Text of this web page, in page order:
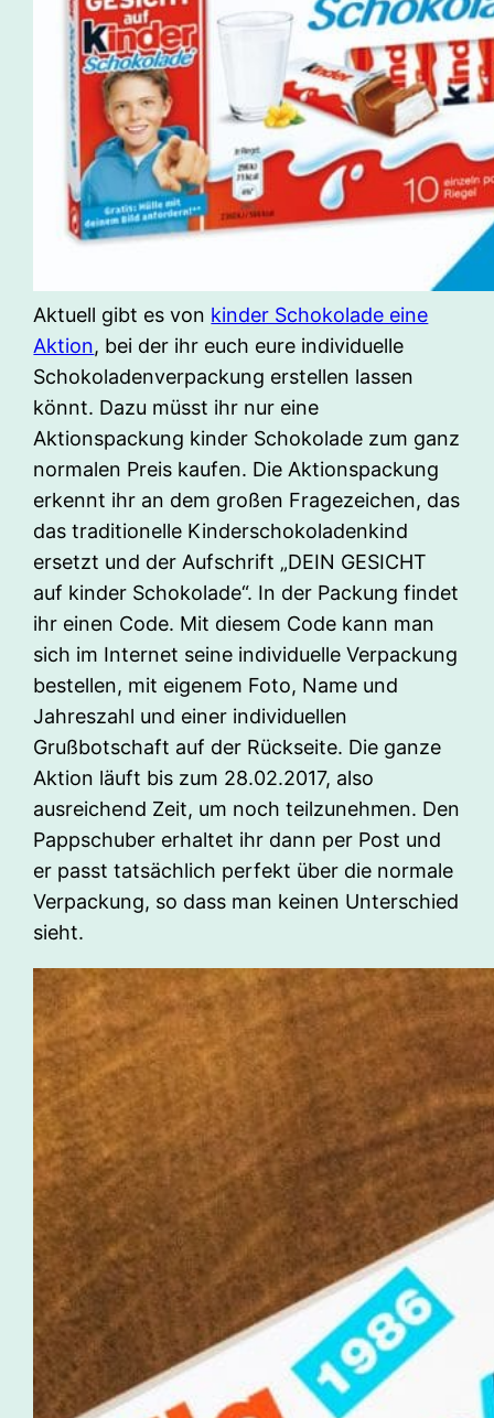
Aktuell gibt es von kinder Schokolade eine
Aktion, bei der ihr euch eure individuelle
Schokoladenverpackung erstellen lassen
könnt. Dazu müsst ihr nur eine
Aktionspackung kinder Schokolade zum ganz
normalen Preis kaufen. Die Aktionspackung
erkennt ihr an dem großen Fragezeichen, das
das traditionelle Kinderschokoladenkind
ersetzt und der Aufschrift „DEIN GESICHT
auf kinder Schokolade“. In der Packung findet
ihr einen Code. Mit diesem Code kann man
sich im Internet seine individuelle Verpackung
bestellen, mit eigenem Foto, Name und
Jahreszahl und einer individuellen
Grußbotschaft auf der Rückseite. Die ganze
Aktion läuft bis zum 28.02.2017, also
ausreichend Zeit, um noch teilzunehmen. Den
Pappschuber erhaltet ihr dann per Post und
er passt tatsächlich perfekt über die normale
Verpackung, so dass man keinen Unterschied
sieht.